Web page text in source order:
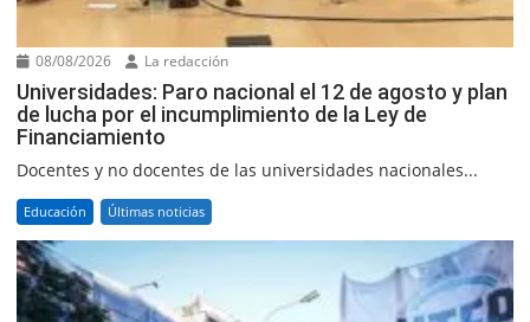
08/08/2026 La redacción
Universidades: Paro nacional el 12 de agosto y plan
de lucha por el incumplimiento de la Ley de
Financiamiento
Docentes y no docentes de las universidades nacionales...
Educación Últimas noticias